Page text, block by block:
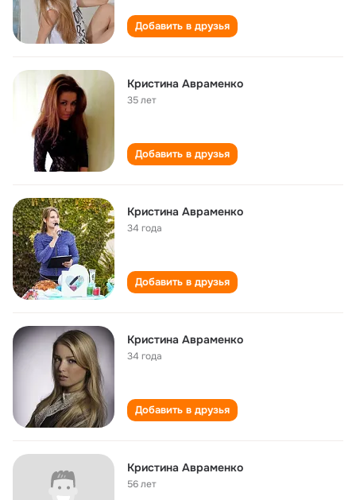
Добавить в друзья
Кристина Авраменко
35 лет
Добавить в друзья
Кристина Авраменко
34 года
Добавить в друзья
Кристина Авраменко
34 года
Добавить в друзья
Кристина Авраменко
56 лет